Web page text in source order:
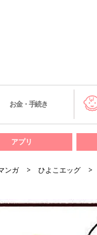
お金・手続き
アプリ
ンガ ひよこエッグ